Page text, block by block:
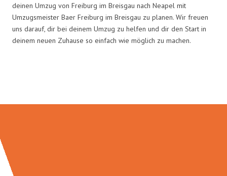
deinen Umzug von Freiburg im Breisgau nach Neapel mit
Umzugsmeister Baer Freiburg im Breisgau zu planen. Wir freuen
uns darauf, dir bei deinem Umzug zu helfen und dir den Start in
deinem neuen Zuhause so einfach wie möglich zu machen.